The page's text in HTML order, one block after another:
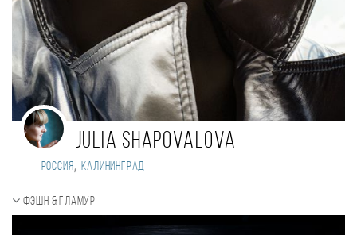
Julia Shapovalova
Россия, Калининград
Фэшн & Гламур